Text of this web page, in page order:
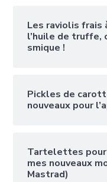
Les raviolis frais
l’huile de truffe,
smique !
Pickles de
nouveaux pour
Tartelettes pour
mes nouveaux
Mastrad)